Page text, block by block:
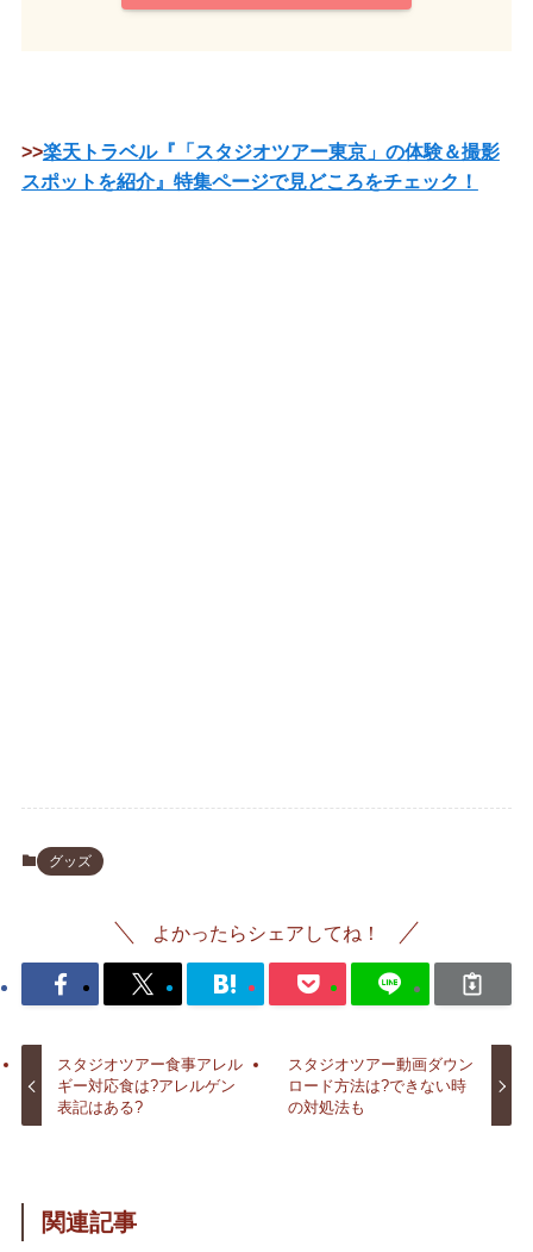
>>楽天トラベル『「スタジオツアー東京」の体験＆撮影
スポットを紹介』特集ページで見どころをチェック！
グッズ
よかったらシェアしてね！
スタジオツアー食事アレル
ギー対応食は?アレルゲン
表記はある?
スタジオツアー動画ダウン
ロード方法は?できない時
の対処法も
関連記事